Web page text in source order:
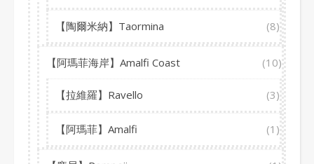
【陶爾米納】Taormina (8)
【阿瑪菲海岸】Amalfi Coast (10)
【拉維羅】Ravello (3)
【阿瑪菲】Amalfi (1)